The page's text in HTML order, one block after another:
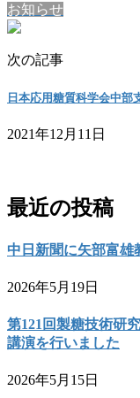
お知らせ
次の記事
日本応用糖質科学会中部
2021年12月11日
最近の投稿
中日新聞に矢部富雄
2026年5月19日
第121回製糖技術研
講演を行いました
2026年5月15日